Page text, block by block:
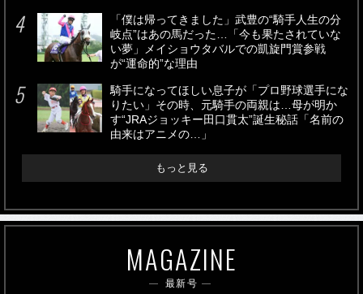
「僕は帰ってきました」武豊の“騎手人生の分
岐点”はあの馬だった…「今も果たされていな
い夢」メイショウタバルでの凱旋門賞参戦
が“運命的”な理由
騎手になってほしい息子が「プロ野球選手にな
りたい」その時、元騎手の両親は…母が明か
す“JRAジョッキー田口貫太”誕生秘話「名前の
由来はアニメの…」
もっと見る
MAGAZINE
最新号